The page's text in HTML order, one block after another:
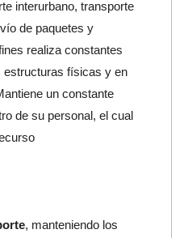
interurbano, transporte
de paquetes y
realiza constantes
estructuras físicas y en
un constante
de su personal, el cual
, manteniendo los